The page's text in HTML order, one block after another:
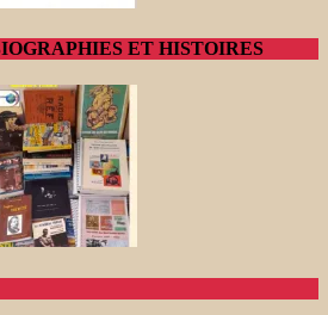
ET HISTOIRES